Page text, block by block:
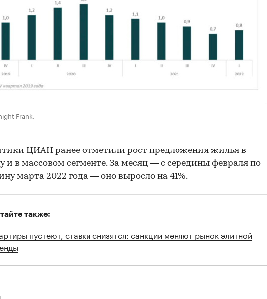
Frank.
ЦИАН ранее отметили рост предложения жилья в
и в массовом сегменте. За месяц — с середины февраля по
марта 2022 года — оно выросло на 41%.
также:
пустеют, ставки снизятся: санкции меняют рынок элитной